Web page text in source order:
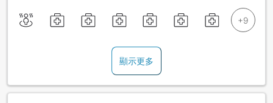
顯示更多